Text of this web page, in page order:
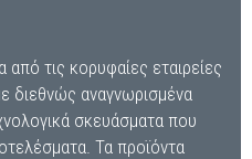
από τις κορυφαίες εταιρείες
διεθνώς αναγνωρισμένα
σκευάσματα που
Τα προϊόντα